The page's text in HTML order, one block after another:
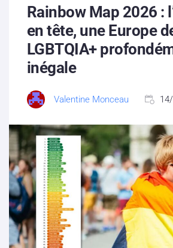
Partenaires
Contacts
Hébergement solidaire
Rainbow Map 2026 :
en tête, une Europe
LGBTQIA+
inégale
Valentine Monceau